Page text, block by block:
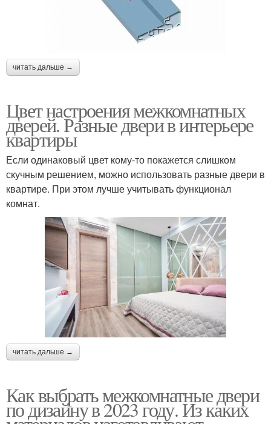
читать дальше →
Цвет настроения межкомнатных
дверей. Разные двери в интерьере
квартиры
Если одинаковый цвет кому-то покажется слишком
скучным решением, можно использовать разные двери в
квартире. При этом лучше учитывать функционал
комнат.
читать дальше →
Как выбрать межкомнатные двери
по дизайну в 2023 году. Из каких